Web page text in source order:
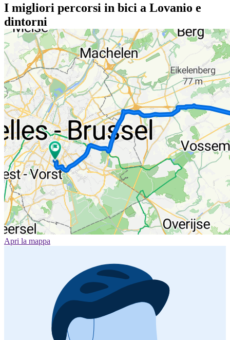
I migliori percorsi in bici a Lovanio e
dintorni
Apri la mappa